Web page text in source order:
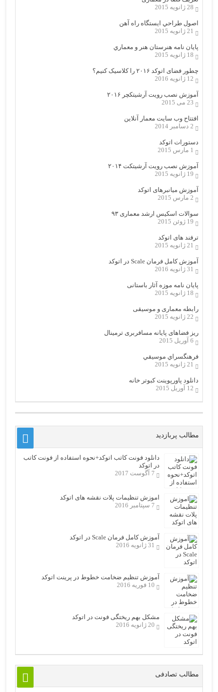
28 ژانویه 2015
اصول طراحي ایستگاه راه آهن
21 ژانویه 2015
پایان نامه هنرستان هنر و معماري
18 ژانویه 2015
چطور فضای اتوکد ۲۰۱۶ را کلاسیک کنیم؟
12 ژانویه 2016
آموزش نصب رویت آرشیتکچر ۲۰۱۶
23 می 2015
افتتاح وب سایت معمار آنلاین
2 دسامبر 2014
دستورات اتوکد
1 مارس 2015
آموزش نصب رویت آرشیتکت ۲۰۱۴
19 ژانویه 2015
آموزش میانبرهای اتوکد
2 مارس 2015
سوالات اسکیس ارشد معماری ۹۳
19 ژوئن 2015
ترفند های اتوکد
21 ژانویه 2015
آموزش کامل فرمان Scale در اتوکد
31 ژانویه 2016
پایان نامه موزه آثار باستانی
18 ژانویه 2015
رابطه معماری و موسیقی
22 ژانویه 2015
ریز فضاهای پایانه مسافربری ترمینال
6 آوریل 2015
فرهنگسراي موسيقي
21 ژانویه 2015
دانلود پاورپوینت کبوتر خانه
12 آوریل 2015
مطالب پربازدید
دانلود فونت کاتب اتوکد+نحوه استفاده از فونت کاتب
در اتوکد
7 آگوست 2017
اموزش تنظیمات پلات نقشه های اتوکد
7 سپتامبر 2016
آموزش کامل فرمان Scale در اتوکد
31 ژانویه 2016
آموزش تنظیم ضخامت خطوط در پرینت اتوکد
10 فوریه 2016
مشکل بهم ریختگی فونت در اتوکد
20 ژانویه 2016
مطالب تصادفی